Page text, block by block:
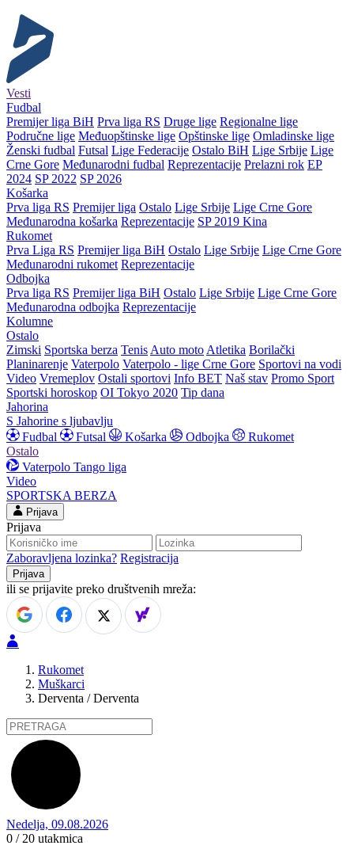
Vesti
Fudbal
Premijer liga BiH Prva liga RS Druge lige Regionalne lige
Područne lige Međuopštinske lige Opštinske lige Omladinske lige
Ženski fudbal Futsal Lige Federacije Ostalo BiH Lige Srbije Lige
Crne Gore Međunarodni fudbal Reprezentacije Prelazni rok EP
2024 SP 2022 SP 2026
Košarka
Prva liga RS Premijer liga Ostalo Lige Srbije Lige Crne Gore
Međunarodna košarka Reprezentacije SP 2019 Kina
Rukomet
Prva Liga RS Premijer liga BiH Ostalo Lige Srbije Lige Crne Gore
Međunarodni rukomet Reprezentacije
Odbojka
Prva liga RS Premijer liga BiH Ostalo Lige Srbije Lige Crne Gore
Međunarodna odbojka Reprezentacije
Kolumne
Ostalo
Zimski Sportska berza Tenis Auto moto Atletika Borilački
Planinarenje Vaterpolo Vaterpolo - lige Crne Gore Sportovi na vodi
Video Vremeplov Ostali sportovi Info BET Naš stav Promo Sport
Sportski horoskop OI Tokyo 2020 Tip dana
Jahorina
S Jahorine s ljubavlju
Fudbal
Futsal Košarka Odbojka
Rukomet
Ostalo
Vaterpolo Tango liga
Video
SPORTSKA BERZA
Prijava
Prijava
Zaboravljena lozinka? Registracija
ili se prijavite preko društvenih mreža:
Rukomet
Muškarci
Derventa / Derventa
Nedelja, 09.08.2026
0 / 20 utakmica